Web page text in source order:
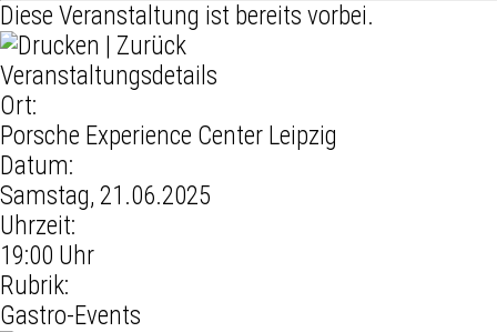
Diese Veranstaltung ist bereits vorbei.
Zurück
Veranstaltungsdetails
Ort:
Porsche Experience Center Leipzig
Datum:
Samstag, 21.06.2025
Uhrzeit:
19:00 Uhr
Rubrik:
Gastro-Events